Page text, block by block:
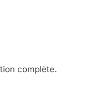
complète.